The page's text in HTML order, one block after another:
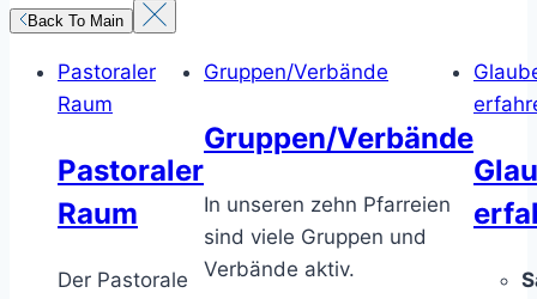
Back To Main
Pastoraler
Raum
Pastoraler
Raum
Der Pastorale
Gruppen/Verbände
Gruppen/Verbände
In unseren zehn Pfarreien
sind viele Gruppen und
Verbände aktiv.